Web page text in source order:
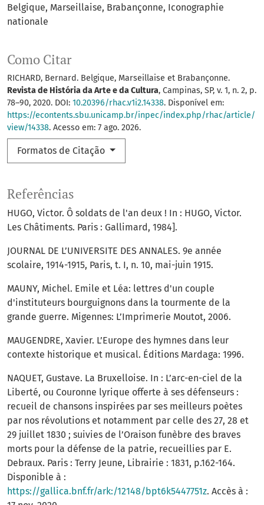
Belgique Marseillaise Brabançonne Iconographie
nationale
Como Citar
RICHARD, Bernard. Belgique, Marseillaise et Brabançonne.
Revista de História da Arte e da Cultura, Campinas, SP, v. 1, n. 2, p.
78–90, 2020. DOI: 10.20396/rhac.v1i2.14338. Disponível em:
https://econtents.sbu.unicamp.br/inpec/index.php/rhac/article/
view/14338. Acesso em: 7 ago. 2026.
Formatos de Citação
Referências
HUGO, Victor. Ô soldats de l'an deux ! In : HUGO, Victor.
Les Châtiments. Paris : Gallimard, 1984].
JOURNAL DE L’UNIVERSITE DES ANNALES. 9e année
scolaire, 1914-1915, Paris, t. I, n. 10, mai-juin 1915.
MAUNY, Michel. Emile et Léa: lettres d'un couple
d'instituteurs bourguignons dans la tourmente de la
grande guerre. Migennes: L’Imprimerie Moutot, 2006.
MAUGENDRE, Xavier. L’Europe des hymnes dans leur
contexte historique et musical. Éditions Mardaga: 1996.
NAQUET, Gustave. La Bruxelloise. In : L’arc-en-ciel de la
Liberté, ou Couronne lyrique offerte à ses défenseurs :
recueil de chansons inspirées par ses meilleurs poètes
par nos révolutions et notamment par celle des 27, 28 et
29 juillet 1830 ; suivies de l’Oraison funèbre des braves
morts pour la défense de la patrie, recueillies par E.
Debraux. Paris : Terry Jeune, Librairie : 1831, p.162-164.
Disponible à :
https://gallica.bnf.fr/ark:/12148/bpt6k5447751z. Accès à :